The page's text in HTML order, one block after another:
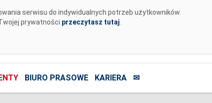
serwisu do indywidualnych potrzeb użytkowników.
prywatności przeczytasz tutaj
BIURO PRASOWE KARIERA ✉